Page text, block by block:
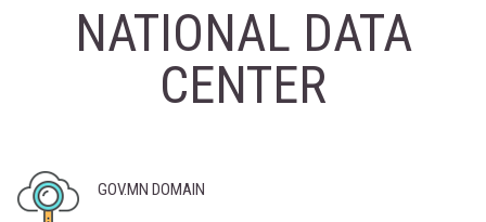
NATIONAL DATA
CENTER
GOV.MN DOMAIN